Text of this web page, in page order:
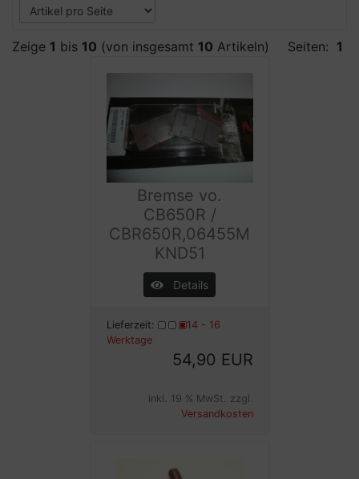
Zeige 1 bis 10 (von insgesamt 10 Artikeln) Seiten: 1
Bremse vo.
CB650R /
CBR650R,06455M
KND51
Details
Lieferzeit:
14 - 16
Werktage
54,90 EUR
inkl. 19 % MwSt. zzgl.
Versandkosten